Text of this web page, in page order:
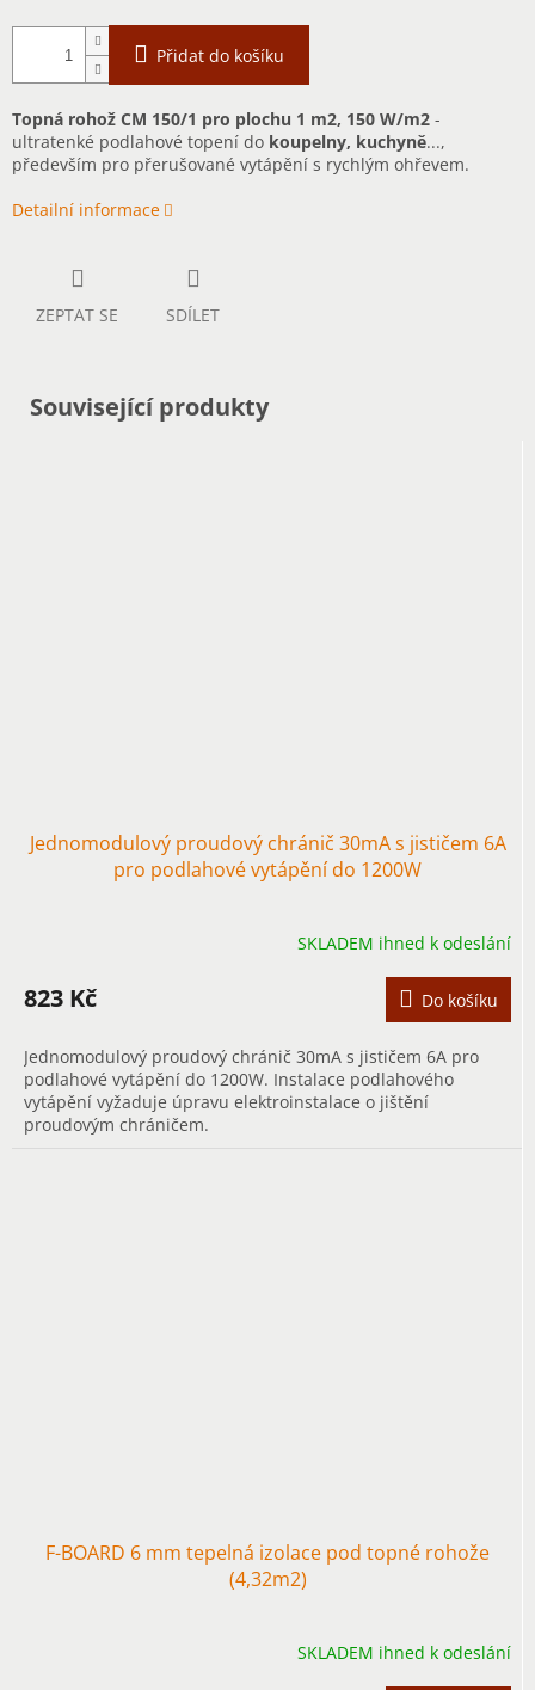
Přidat do košíku
Topná rohož CM 150/1 pro plochu 1 m2, 150 W/m2 -
ultratenké podlahové topení do koupelny, kuchyně...,
především pro přerušované vytápění s rychlým ohřevem.
Detailní informace
ZEPTAT SE SDÍLET
Související produkty
Jednomodulový proudový chránič 30mA s jističem 6A
pro podlahové vytápění do 1200W
SKLADEM ihned k odeslání
823 Kč Do košíku
Jednomodulový proudový chránič 30mA s jističem 6A pro
podlahové vytápění do 1200W. Instalace podlahového
vytápění vyžaduje úpravu elektroinstalace o jištění
proudovým chráničem.
F-BOARD 6 mm tepelná izolace pod topné rohože
(4,32m2)
SKLADEM ihned k odeslání